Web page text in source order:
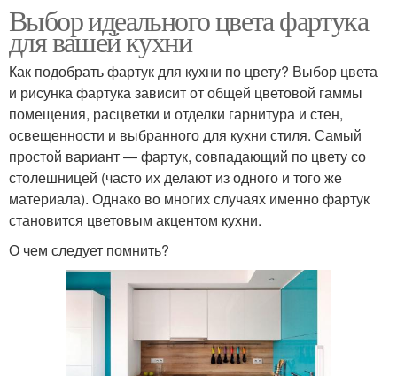
Выбор идеального цвета фартука
для вашей кухни
Как подобрать фартук для кухни по цвету? Выбор цвета
и рисунка фартука зависит от общей цветовой гаммы
помещения, расцветки и отделки гарнитура и стен,
освещенности и выбранного для кухни стиля. Самый
простой вариант ― фартук, совпадающий по цвету со
столешницей (часто их делают из одного и того же
материала). Однако во многих случаях именно фартук
становится цветовым акцентом кухни.
О чем следует помнить?